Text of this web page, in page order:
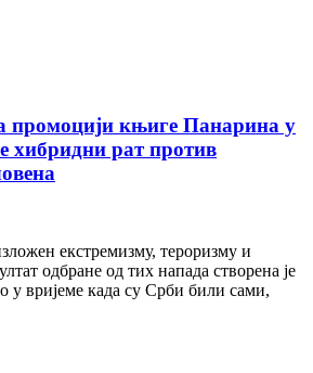
промоцији књиге Панарина у
хибридни рат против
екстремизму, тероризму и
одбране од тих напада створена је
у вријеме када су Срби били сами,